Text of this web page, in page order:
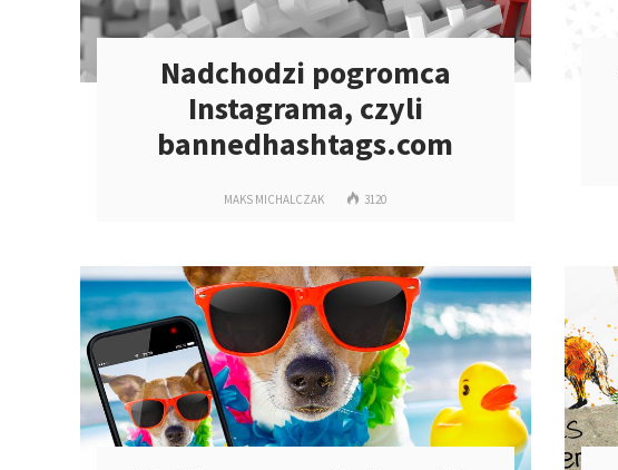
Nadchodzi pogromca
Instagrama, czyli
bannedhashtags.com
MAKS MICHALCZAK 3120